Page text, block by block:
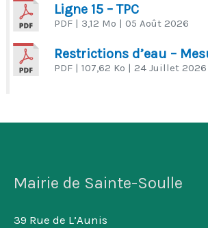
Ligne 15 – TPC
PDF | 3,12 Mo | 05 Août 2026
Restrictions d’eau –
PDF | 107,62 Ko | 24 Juillet 2026
Mairie de Sainte-Soulle
39 Rue de L’Aunis